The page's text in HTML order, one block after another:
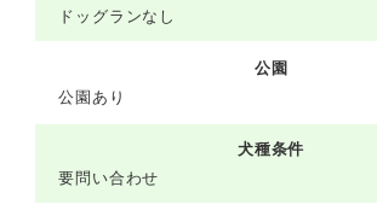
ドッグランなし
公園
公園あり
犬種条件
要問い合わせ